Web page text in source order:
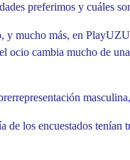
preferimos y cuáles
y mucho más, en
ocio cambia mucho de
los encuestados tenían